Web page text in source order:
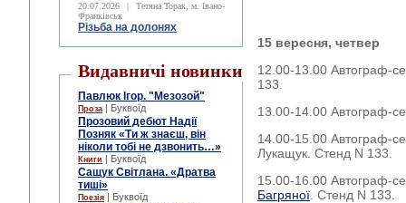
20.07.2026 |
Тетяна Торак, м. Івано-
Франківськ
Різьба на долонях
Видавничі новинки
Павлюк Ігор. "Мезозой"
Проза | Буквоїд
Прозовий дебют Надії
Позняк «Ти ж знаєш, він
ніколи тобі не дзвонить…»
Книги | Буквоїд
Сащук Світлана. «Дратва
тиші»
Поезія | Буквоїд
15 вересня, четвер
12.00-13.00 Автограф-
133.
13.00-14.00 Автограф-
14.00-15.00 Автограф-
Лукащук. Стенд N 133.
15.00-16.00 Автограф-
Багряної . Стенд N 133.